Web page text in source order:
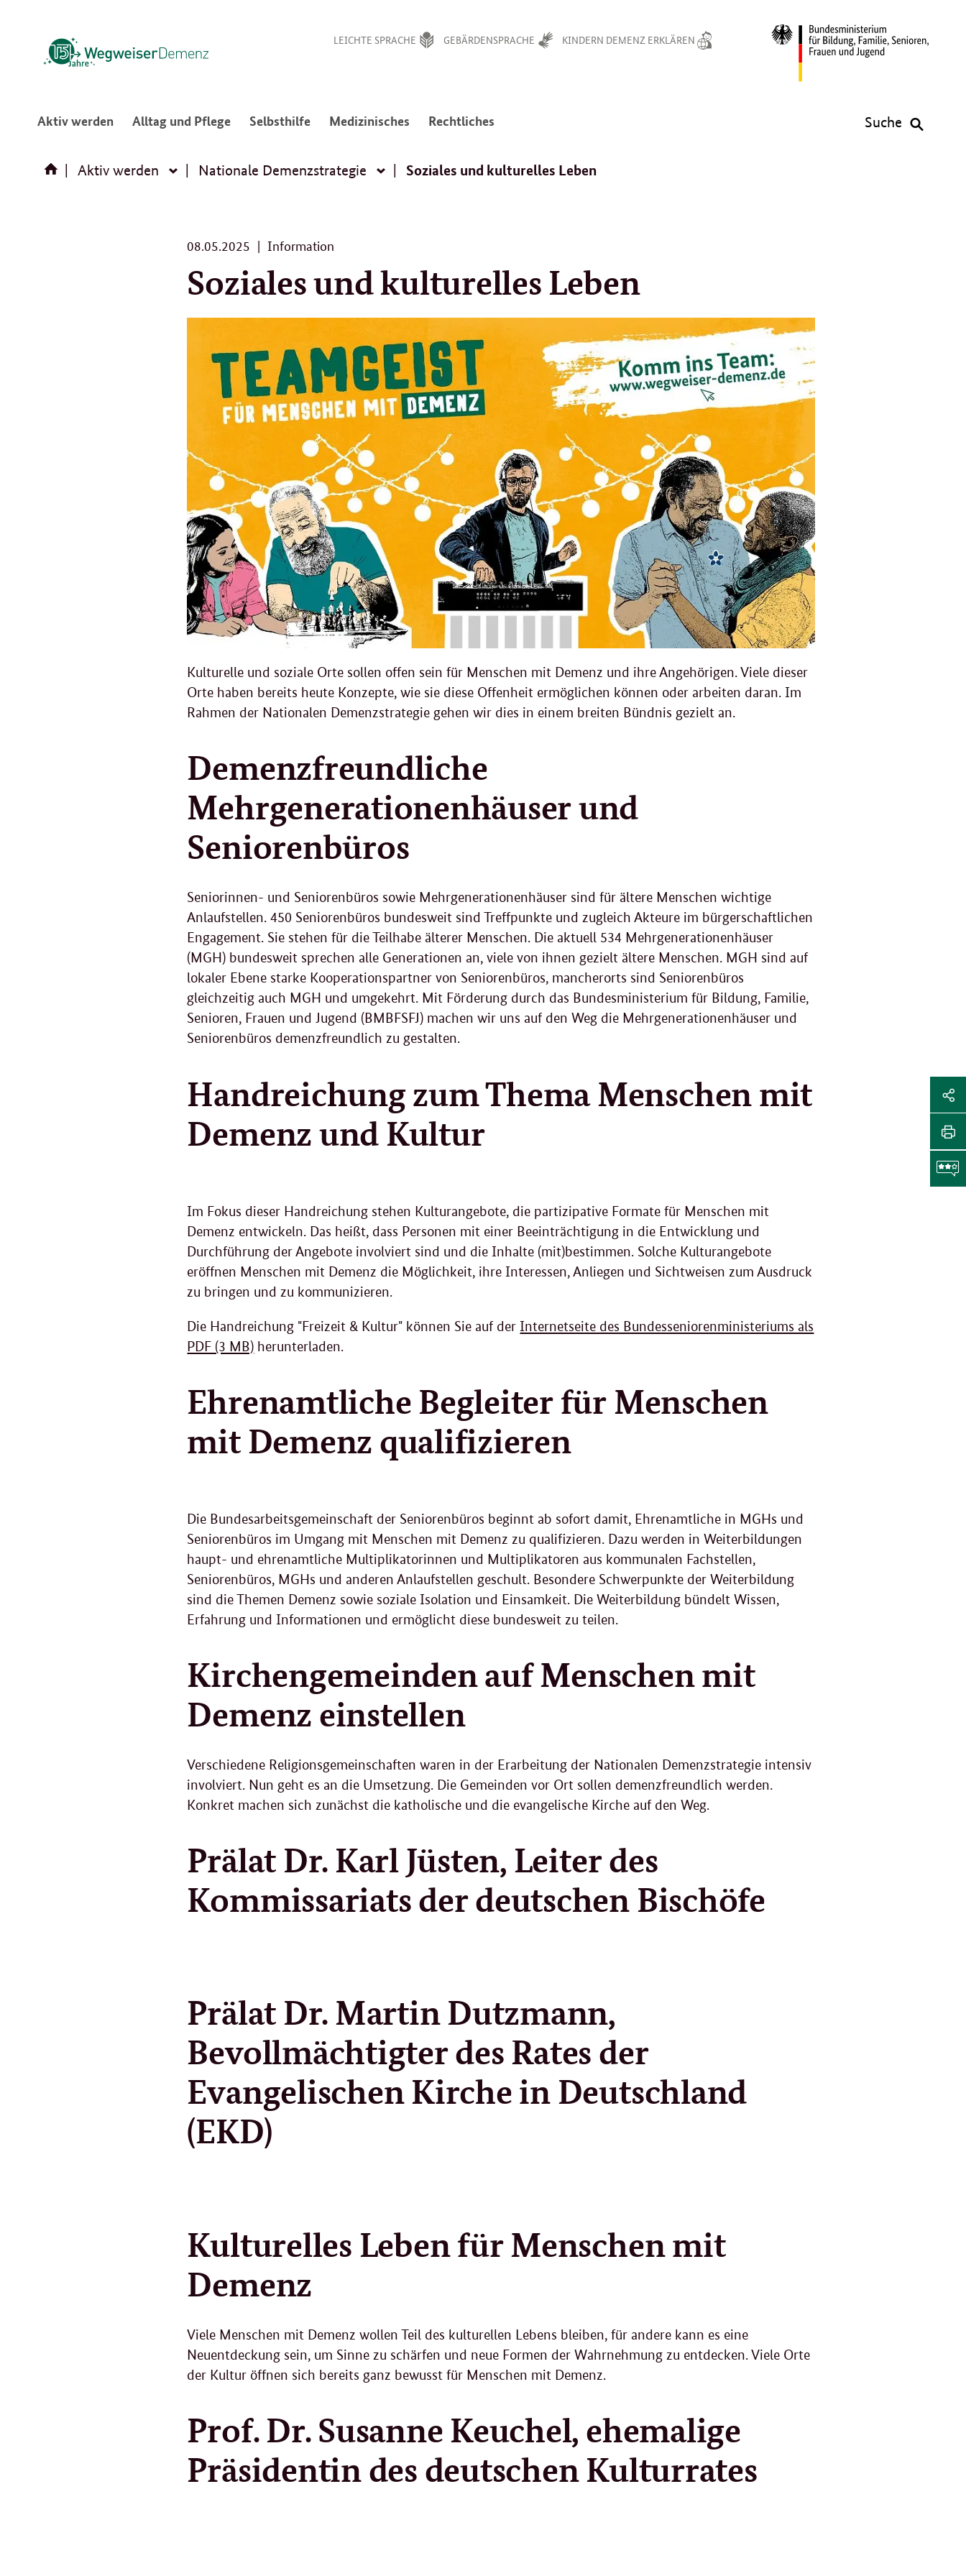
LEICHTE SPRACHE GEBÄRDENSPRACHE KINDERN DEMENZ ERKLÄREN
Aktiv werden:
öffnen/schließen
Alltag und Pflege:
öffnen/schließen
Selbsthilfe:
öffnen/schließen
Medizinisches
öffnen/schließen
Rechtliches
öffnen/schließen
Suche
Aktiv werden
AktivNationale Demenzstrategie
Nationale
Soziales und kulturelles Leben
Soziales und kulturelles Leben
08.05.2025 08.
05.
2025
Information
Kulturelle und soziale Orte sollen offen sein für Menschen mit Demenz und ihre Angehörigen. Viele dieser
Orte haben bereits heute Konzepte, wie sie diese Offenheit ermöglichen können oder arbeiten daran. Im
Rahmen der Nationalen Demenzstrategie gehen wir dies in einem breiten Bündnis gezielt an.
Demenzfreundliche
Mehrgenerationenhäuser und
Seniorenbüros
Seniorinnen- und Seniorenbüros sowie Mehrgenerationenhäuser sind für ältere Menschen wichtige
Anlaufstellen. 450 Seniorenbüros bundesweit sind Treffpunkte und zugleich Akteure im bürgerschaftlichen
Engagement. Sie stehen für die Teilhabe älterer Menschen. Die aktuell 534 Mehrgenerationenhäuser
(MGH) bundesweit sprechen alle Generationen an, viele von ihnen gezielt ältere Menschen. MGH sind auf
lokaler Ebene starke Kooperationspartner von Seniorenbüros, mancherorts sind Seniorenbüros
gleichzeitig auch MGH und umgekehrt. Mit Förderung durch das Bundesministerium für Bildung, Familie,
Senioren, Frauen und Jugend (BMBFSFJ) machen wir uns auf den Weg die Mehrgenerationenhäuser und
Seniorenbüros demenzfreundlich zu gestalten.
Handreichung zum Thema Menschen mit
Demenz und Kultur
Im Fokus dieser Handreichung stehen Kulturangebote, die partizipative Formate für Menschen mit
Demenz entwickeln. Das heißt, dass Personen mit einer Beeinträchtigung in die Entwicklung und
Durchführung der Angebote involviert sind und die Inhalte (mit)bestimmen. Solche Kulturangebote
eröffnen Menschen mit Demenz die Möglichkeit, ihre Interessen, Anliegen und Sichtweisen zum Ausdruck
zu bringen und zu kommunizieren.
Die Handreichung "Freizeit & Kultur" können Sie auf derInternetseite des Bundesseniorenministeriums als
PDF (3 MB) herunterladen.
Ehrenamtliche Begleiter für Menschen
mit Demenz qualifizieren
Die Bundesarbeitsgemeinschaft der Seniorenbüros beginnt ab sofort damit, Ehrenamtliche in MGHs und
Seniorenbüros im Umgang mit Menschen mit Demenz zu qualifizieren. Dazu werden in Weiterbildungen
haupt- und ehrenamtliche Multiplikatorinnen und Multiplikatoren aus kommunalen Fachstellen,
Seniorenbüros, MGHs und anderen Anlaufstellen geschult. Besondere Schwerpunkte der Weiterbildung
sind die Themen Demenz sowie soziale Isolation und Einsamkeit. Die Weiterbildung bündelt Wissen,
Erfahrung und Informationen und ermöglicht diese bundesweit zu teilen.
Kirchengemeinden auf Menschen mit
Demenz einstellen
Verschiedene Religionsgemeinschaften waren in der Erarbeitung der Nationalen Demenzstrategie intensiv
involviert. Nun geht es an die Umsetzung. Die Gemeinden vor Ort sollen demenzfreundlich werden.
Konkret machen sich zunächst die katholische und die evangelische Kirche auf den Weg.
Prälat Dr. Karl Jüsten, Leiter des
Kommissariats der deutschen Bischöfe
Prälat Dr. Martin Dutzmann,
Bevollmächtigter des Rates der
Evangelischen Kirche in Deutschland
(EKD)
Kulturelles Leben für Menschen mit
Demenz
Viele Menschen mit Demenz wollen Teil des kulturellen Lebens bleiben, für andere kann es eine
Neuentdeckung sein, um Sinne zu schärfen und neue Formen der Wahrnehmung zu entdecken. Viele Orte
der Kultur öffnen sich bereits ganz bewusst für Menschen mit Demenz.
Prof. Dr. Susanne Keuchel, ehemalige
Präsidentin des deutschen Kulturrates